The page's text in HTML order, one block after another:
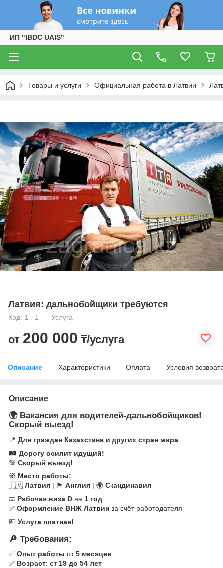
ИП "IBDC UAIS"
Товары и услуги Официальная работа в Латвии
Латвия: дальнобойщики требуются
Код: 1 - 1 Услуга
от 200 000 ₸/услуга
Описание Характеристики Оплата Условия
Описание
🌍 Вакансия для водителей-дальнобойщиков!
Скорый выезд!
📍 Для граждан Казахстана и других стран мира
🛤 Дорогу осилит идущий!
💯 Скорый выезд!
🧭 Место работы:
🇱🇻 Латвия | 🏴 Англия | 🌍 Скандинавия
⚖ Рабочая виза D на 1 год
✅ Оформление ВНЖ Латвии за счёт работодателя
💶 Услуга платная!
🔎 Требования:
✅ Опыт работы от5 месяцев
✅ Возраст: от19 до 54 лет